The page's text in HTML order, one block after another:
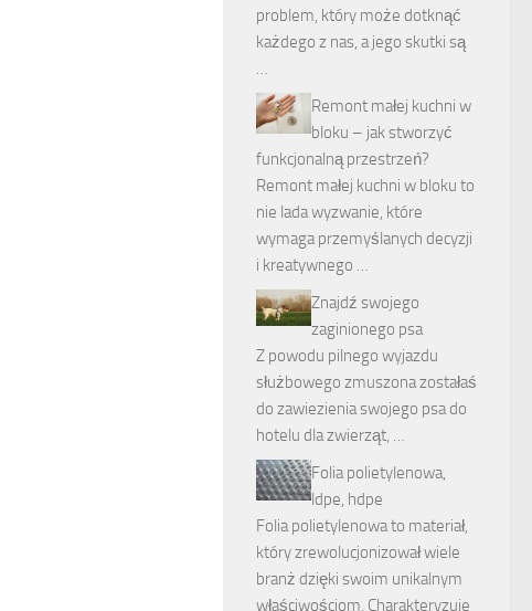
problem, który może dotknąć
każdego z nas, a jego skutki są
…
Remont małej kuchni w
bloku – jak stworzyć
funkcjonalną przestrzeń?
Remont małej kuchni w bloku to
nie lada wyzwanie, które
wymaga przemyślanych decyzji
i kreatywnego …
Znajdź swojego
zaginionego psa
Z powodu pilnego wyjazdu
służbowego zmuszona zostałaś
do zawiezienia swojego psa do
hotelu dla zwierząt, …
Folia polietylenowa,
ldpe, hdpe
Folia polietylenowa to materiał,
który zrewolucjonizował wiele
branż dzięki swoim unikalnym
właściwościom. Charakteryzuje